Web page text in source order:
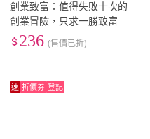
創業致富：值得失敗十次的
創業冒險，只求一勝致富
236 (售價已折)
速 折價券 登記